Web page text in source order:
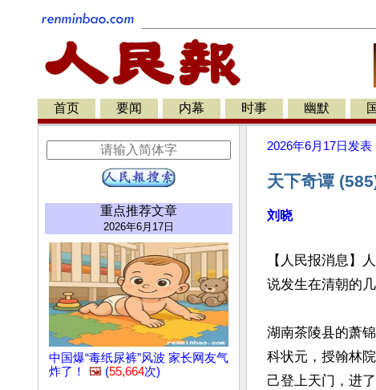
首页 要闻 内幕 时事 幽默
重点推荐文章
2026年6月17日
中国爆“毒纸尿裤”风波 家长网友气
炸了！
🖼️ (55,664次)
2026年6月17日 发表
天下奇谭
刘晓
【人民报消息】
说发生在清朝的几
湖南茶陵县的萧
科状元，授翰林
己登上天门，进